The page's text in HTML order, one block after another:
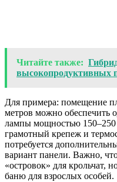
Читайте также:
высокопродуктивных
Для примера: помещение
метров можно обеспечить
лампы мощностью 150–250
грамотный крепеж и
потребуется
вариант панели. Важно,
«островок» для крольчат,
баню для взрослых особей.